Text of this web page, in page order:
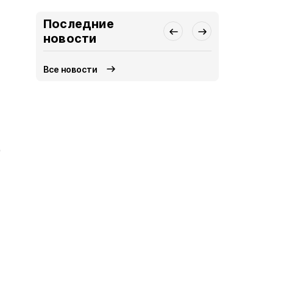
Последние
новости
Все новости